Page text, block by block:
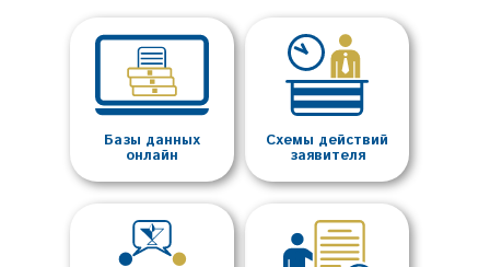
Базы данных
онлайн
Схемы действий
заявителя